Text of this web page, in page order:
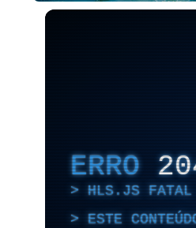
ERRO
HLS.JS FATAL
ESTE